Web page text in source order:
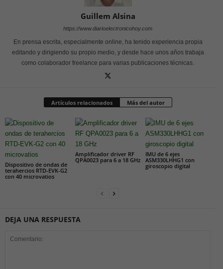
Guillem Alsina
https://www.diarioelectronicohoy.com
En prensa escrita, especialmente online, ha tenido experiencia propia
editando y dirigiendo su propio medio, y desde hace unos años trabaja
como colaborador freelance para varias publicaciones técnicas.
Artículos relacionados Más del autor
Dispositivo de ondas de
terahercios RTD-EVK-G2
con 40 microvatios
Amplificador driver RF
QPA0023 para 6 a 18 GHz
IMU de 6 ejes
ASM330LHHG1 con
giroscopio digital
DEJA UNA RESPUESTA